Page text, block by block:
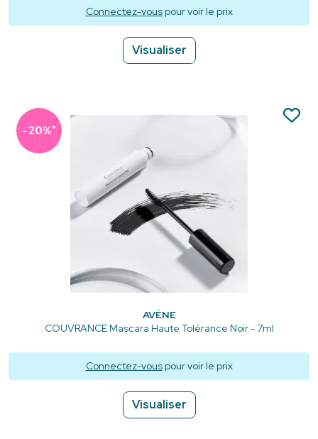
Connectez-vouspour voir le prix
Visualiser
-20%*
AVÈNE
COUVRANCE Mascara Haute Tolérance Noir - 7ml
Connectez-vouspour voir le prix
Visualiser